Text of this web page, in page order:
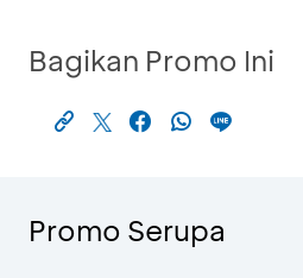
Bagikan Promo Ini
Promo Serupa